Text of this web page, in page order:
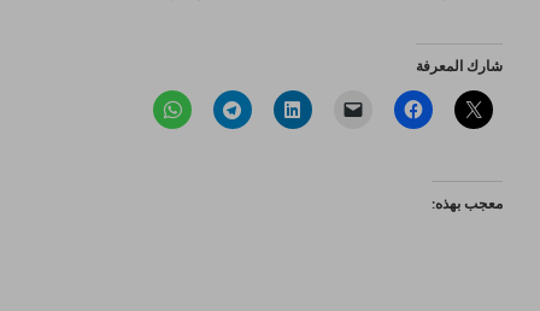
شارك المعرفة
معجب بهذه: